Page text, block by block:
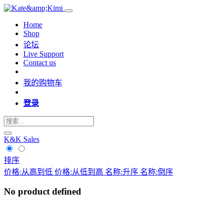
Home
Shop
论坛
Live Support
Contact us
我的购物车
登录
K&K Sales
排序
价格:从高到低 价格:从低到高 名称:升序 名称:倒序
No product defined